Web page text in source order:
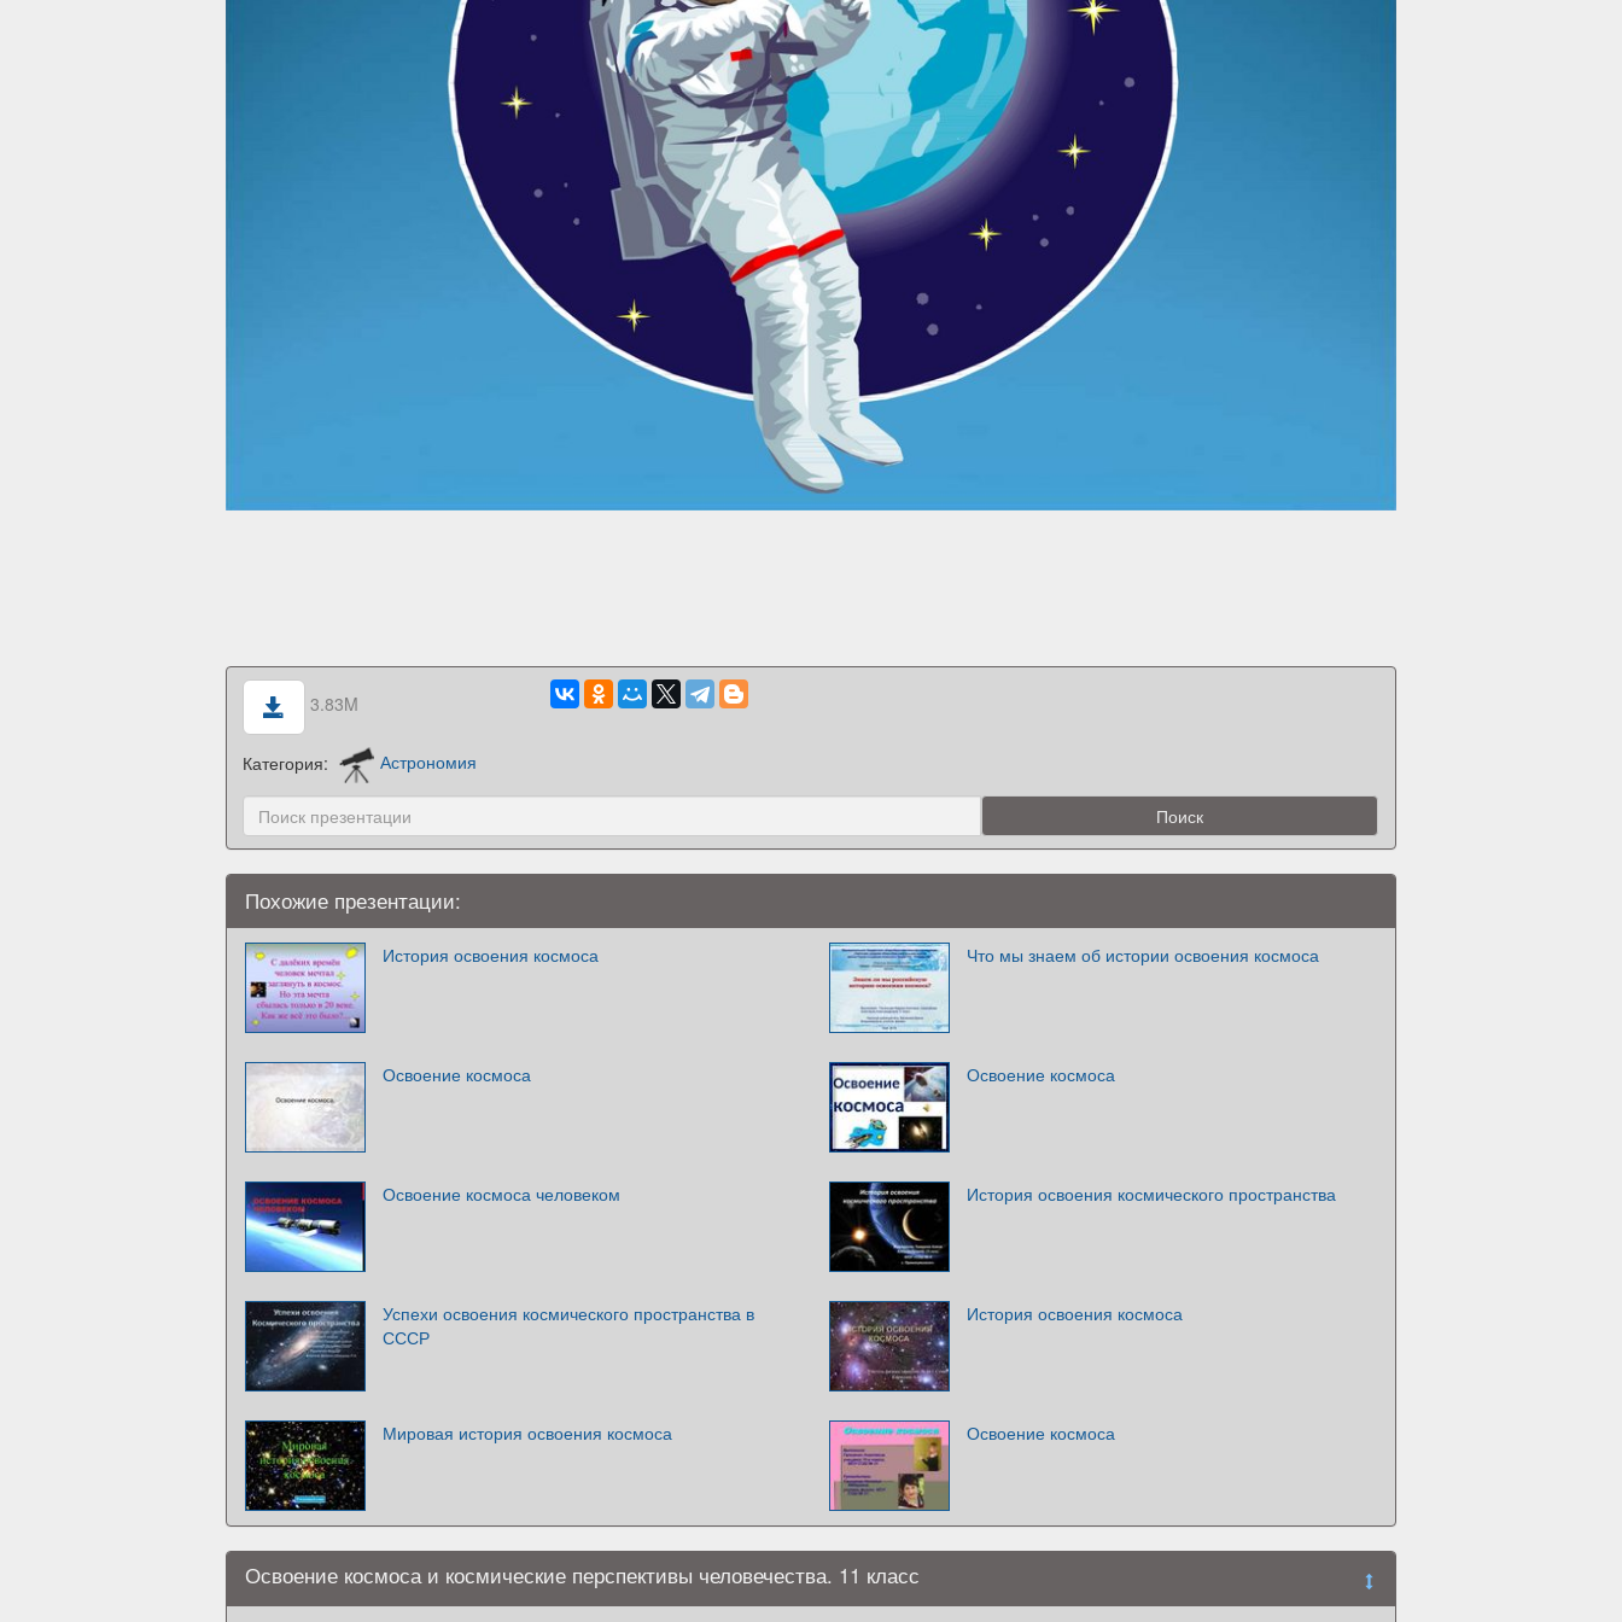
3.83M
Категория: Астрономия
Похожие презентации:
История освоения космоса Что мы знаем об истории освоения космоса
Освоение космоса Освоение космоса
Освоение космоса человеком История освоения космического пространства
Успехи освоения космического пространства в
СССР
История освоения космоса
Мировая история освоения космоса Освоение космоса
Освоение космоса и космические перспективы человечества. 11 класс